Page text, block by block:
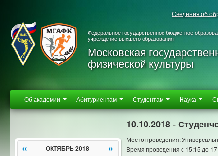
Сведения об
Федеральное государственное бюджетное
учреждение высшего образования
Московская
физической культуры
Об академии Абитуриентам Студентам Наука
« ОКТЯБРЬ 2018 »
10.10.2018 -
Место проведения:
Время проведения с 15:15 до